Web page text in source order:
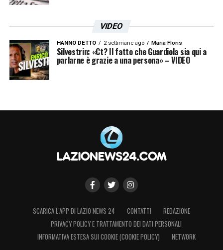
VIDEO
HANNO DETTO 2 settimane ago Maria Floris
Silvestrin: «Ct? Il fatto che Guardiola sia qui a
parlarne è grazie a una persona» – VIDEO
SCARICA L’APP DI LAZIO NEWS 24 CONTATTI
REDAZIONE
PRIVACY POLICY E TRATTAMENTO DEI DATI PERSONALI
INFORMATIVA ESTESA SUI COOKIE (COOKIE POLICY)
NETWORK